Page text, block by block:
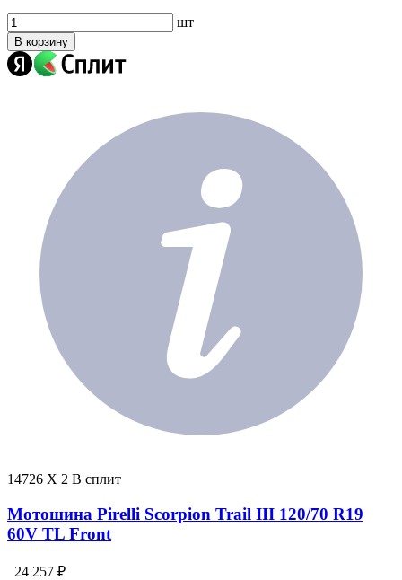
шт
В корзину
14726 X 2 В сплит
Мотошина Pirelli Scorpion Trail III 120/70 R19
60V TL Front
24 257 ₽